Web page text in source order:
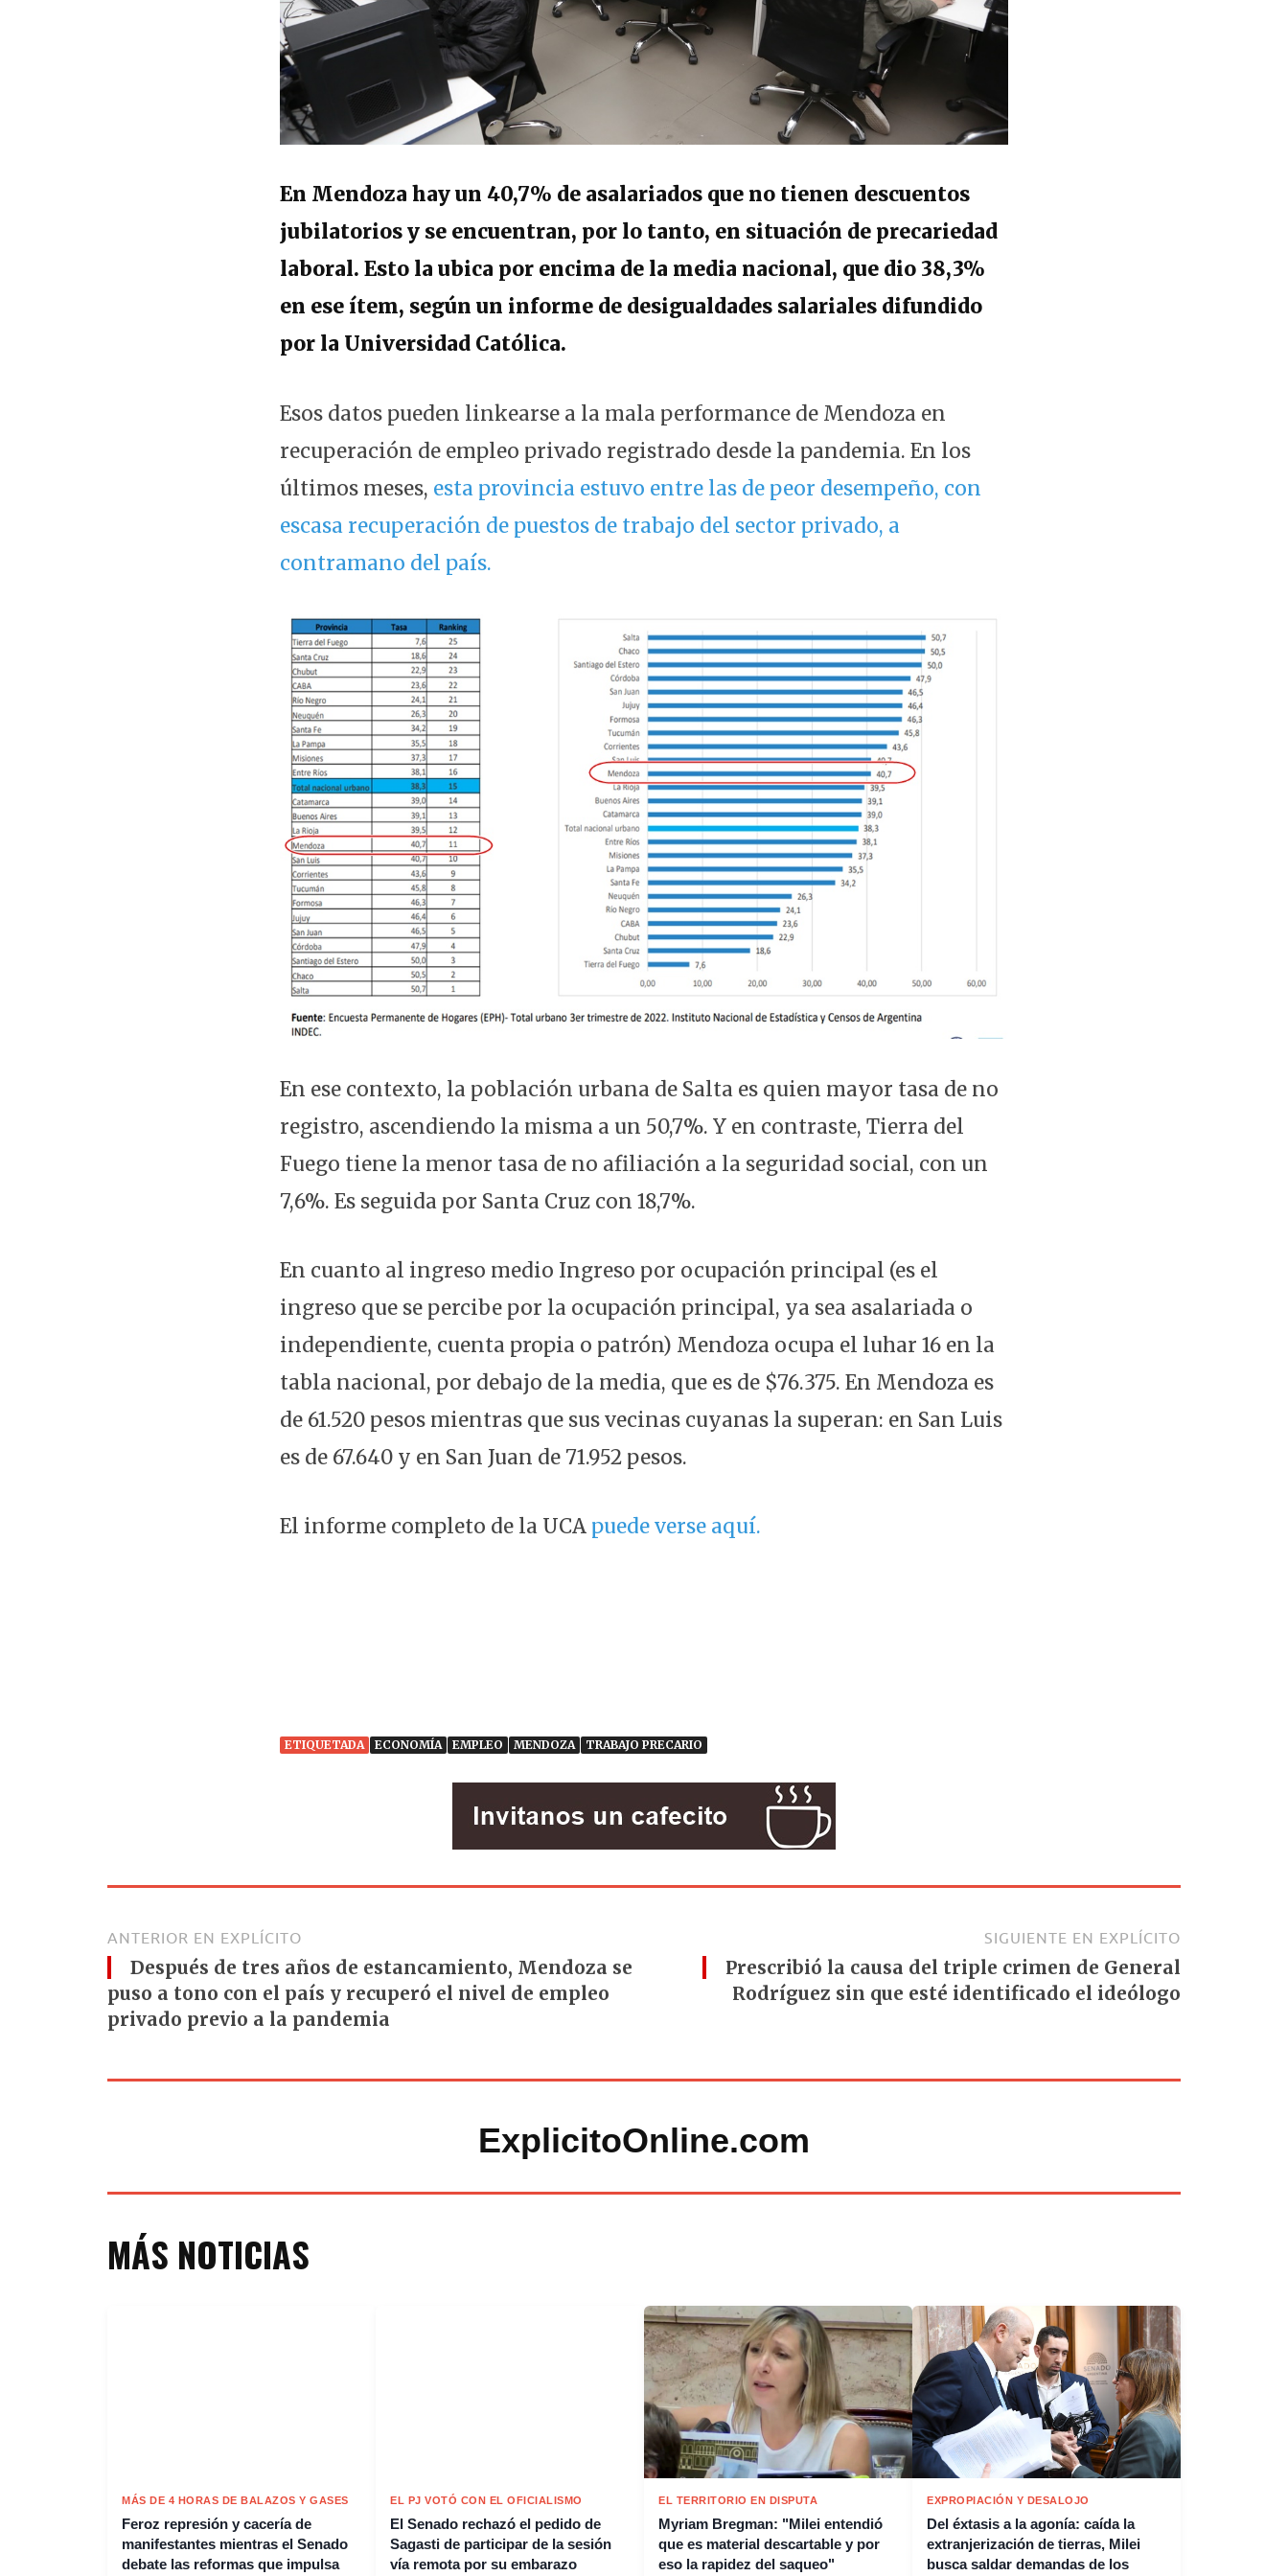
En Mendoza hay un 40,7% de asalariados que no tienen descuentos
jubilatorios y se encuentran, por lo tanto, en situación de precariedad
laboral. Esto la ubica por encima de la media nacional, que dio 38,3%
en ese ítem, según un informe de desigualdades salariales difundido
por la Universidad Católica.
Esos datos pueden linkearse a la mala performance de Mendoza en
recuperación de empleo privado registrado desde la pandemia. En los
últimos meses, esta provincia estuvo entre las de peor desempeño, con
escasa recuperación de puestos de trabajo del sector privado, a
contramano del país.
En ese contexto, la población urbana de Salta es quien mayor tasa de no
registro, ascendiendo la misma a un 50,7%. Y en contraste, Tierra del
Fuego tiene la menor tasa de no afiliación a la seguridad social, con un
7,6%. Es seguida por Santa Cruz con 18,7%.
En cuanto al ingreso medio Ingreso por ocupación principal (es el
ingreso que se percibe por la ocupación principal, ya sea asalariada o
independiente, cuenta propia o patrón) Mendoza ocupa el luhar 16 en la
tabla nacional, por debajo de la media, que es de $76.375. En Mendoza es
de 61.520 pesos mientras que sus vecinas cuyanas la superan: en San Luis
es de 67.640 y en San Juan de 71.952 pesos.
El informe completo de la UCA puede verse aquí.
ETIQUETADA ECONOMÍA EMPLEO MENDOZA TRABAJO PRECARIO
ANTERIOR EN EXPLÍCITO
Después de tres años de estancamiento, Mendoza se
puso a tono con el país y recuperó el nivel de empleo
privado previo a la pandemia
SIGUIENTE EN EXPLÍCITO
Prescribió la causa del triple crimen de General
Rodríguez sin que esté identificado el ideólogo
ExplicitoOnline.com
MÁS NOTICIAS
MÁS DE 4 HORAS DE BALAZOS Y GASES
Feroz represión y cacería de
manifestantes mientras el Senado
debate las reformas que impulsa
EL PJ VOTÓ CON EL OFICIALISMO
El Senado rechazó el pedido de
Sagasti de participar de la sesión
vía remota por su embarazo
EL TERRITORIO EN DISPUTA
Myriam Bregman: "Milei entendió
que es material descartable y por
eso la rapidez del saqueo"
EXPROPIACIÓN Y DESALOJO
Del éxtasis a la agonía: caída la
extranjerización de tierras, Milei
busca saldar demandas de los